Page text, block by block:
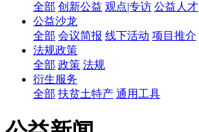
全部 创新公益 观点|专访 公益人才
公益沙龙
全部 会议简报 线下活动 项目推介
法规政策
全部 政策 法规
衍生服务
全部 扶贫土特产 通用工具